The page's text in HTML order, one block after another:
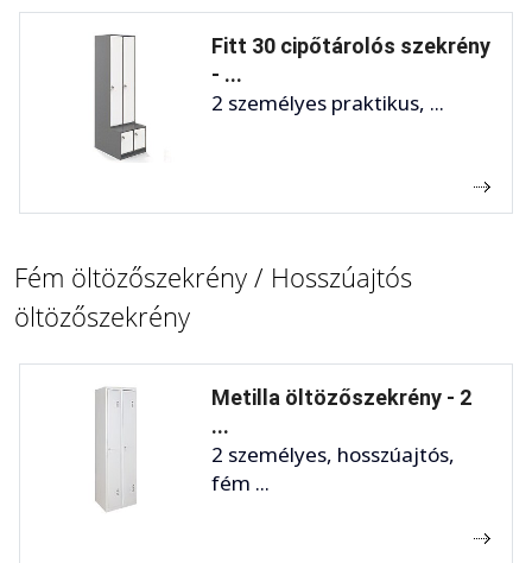
Fitt 30 cipőtárolós szekrény
- ...
2 személyes praktikus, ...
Fém öltözőszekrény / Hosszúajtós
öltözőszekrény
Metilla öltözőszekrény - 2
...
2 személyes, hosszúajtós,
fém ...